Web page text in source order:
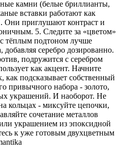
камни (белые бриллианты,
вставки работают как
Они приглушают контраст и
5. Следите за «цветом»
тёплым подтоном лучше
добавляя серебро дозированно.
подружится с серебром
как акцент. Начните
как подсказывает собственный
привычного набора - золото,
украшений. И наоборот. Не
кольцах - миксуйте цепочки,
сочетание металлов
украшением из эпоксидной
к уже готовым двухцветным